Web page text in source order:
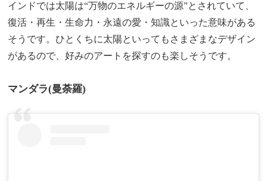
インドでは太陽は“万物のエネルギーの源”とされていて、
復活・再生・生命力・永遠の愛・知識といった意味がある
そうです。ひとくちに太陽といってもさまざまなデザイン
があるので、好みのアートを探すのも楽しそうです。
マンダラ(曼荼羅)